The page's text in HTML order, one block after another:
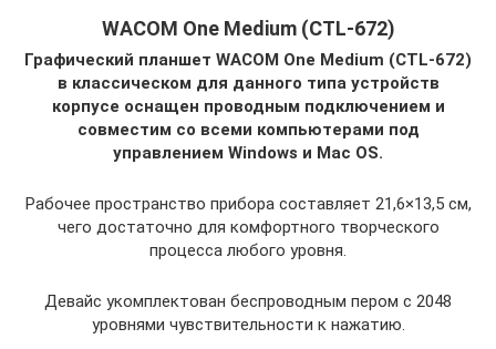
WACOM One Medium (CTL-672)
Графический планшет WACOM One Medium (CTL-672)
в классическом для данного типа устройств
корпусе оснащен проводным подключением и
совместим со всеми компьютерами под
управлением Windows и Mac OS.
Рабочее пространство прибора составляет 21,6×13,5 см,
чего достаточно для комфортного творческого
процесса любого уровня.
Девайс укомплектован беспроводным пером с 2048
уровнями чувствительности к нажатию.